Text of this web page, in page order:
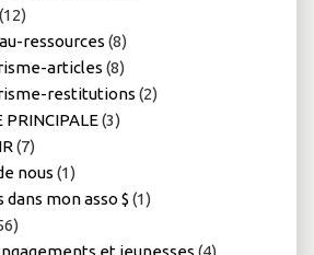
(12)
ressources (8)
articles (8)
restitutions (2)
PRINCIPALE(3)
(7)
nous (1)
mon asso $ (1)